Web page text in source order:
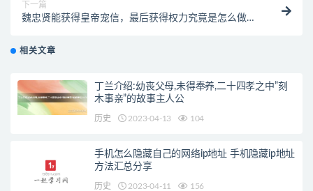
下一篇
魏忠贤能获得皇帝宠信，最后获得权力究竟是怎么做到
相关文章
丁兰介绍:幼丧父母,未得奉养,二十四孝之中”刻
木事亲”的故事主人公
历史 2023-04-13 104
手机怎么隐藏自己的网络ip地址 手机隐藏ip地址
方法汇总分享
历史 2023-04-11 156